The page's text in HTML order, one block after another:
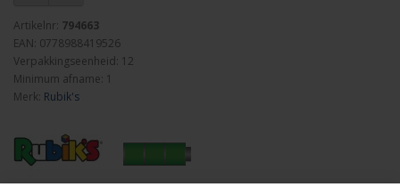
Artikelnr: 794663
EAN: 0778988419526
Verpakkingseenheid: 12
Minimum afname: 1
Merk: Rubik's